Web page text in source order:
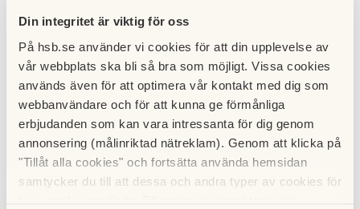
Din integritet är viktig för oss
På hsb.se använder vi cookies för att din upplevelse av
vår webbplats ska bli så bra som möjligt. Vissa cookies
används även för att optimera vår kontakt med dig som
webbanvändare och för att kunna ge förmånliga
erbjudanden som kan vara intressanta för dig genom
annonsering (målinriktad nätreklam). Genom att klicka på
"Tillåt alla cookies" och fortsätta använda hemsidan
samtycker du till att dessa och andra typer av cookies för
27 000 hyresrättslägenheter
4 160 bostadsrättsföreningar som är medlemmar i
HSB
124 300 bosparare
23 regionala HSB-föreningar
Drygt 5 miljarder kronor i sammanlagt bosparkapital
På hsb.se/omhsbkan du läsa mer om HSB, vår